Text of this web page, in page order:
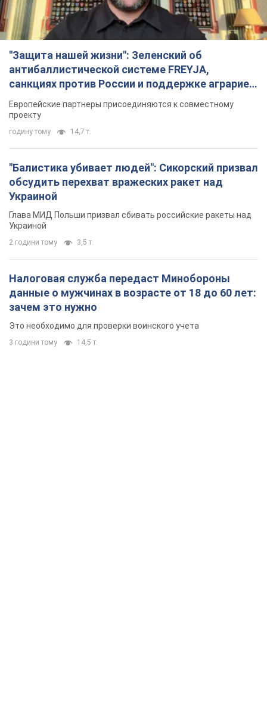
"Защита нашей жизни": Зеленский об
антибаллистической системе FREYJA,
санкциях против России и поддержке аграриев.
Видео
Европейские партнеры присоединяются к совместному
проекту
годину тому 14,7 т.
"Балистика убивает людей": Сикорский призвал
обсудить перехват вражеских ракет над
Украиной
Глава МИД Польши призвал сбивать российские ракеты над
Украиной
2 години тому 3,5 т.
Налоговая служба передаст Минобороны
данные о мужчинах в возрасте от 18 до 60 лет:
зачем это нужно
Это необходимо для проверки воинского учета
3 години тому 14,5 т.